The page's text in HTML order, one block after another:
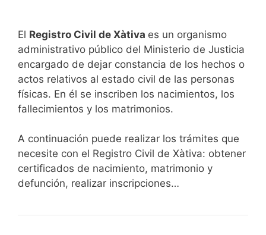
El Registro Civil de Xàtiva es un organismo
administrativo público del Ministerio de Justicia
encargado de dejar constancia de los hechos o
actos relativos al estado civil de las personas
físicas. En él se inscriben los nacimientos, los
fallecimientos y los matrimonios.
A continuación puede realizar los trámites que
necesite con el Registro Civil de Xàtiva: obtener
certificados de nacimiento, matrimonio y
defunción, realizar inscripciones…